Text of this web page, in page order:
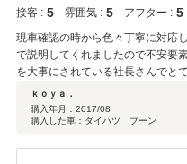
接客 : 5 雰囲気 : 5 アフター : 5
現車確認の時から色々丁寧に対応
で説明してくれましたので不安要
を大事にされている社長さんでと
メンテも宜しくお願いします。
ｋｏｙａ．
購入年月： 2017/08
購入した車：ダイハツ ブーン